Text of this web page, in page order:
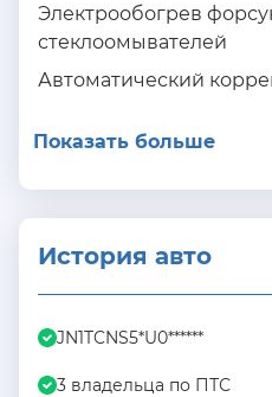
Электрообогрев
стеклоомывателей
Автоматический
Показать больше
История авто
JN1TCNS5*U0******
3 владельца по ПТС